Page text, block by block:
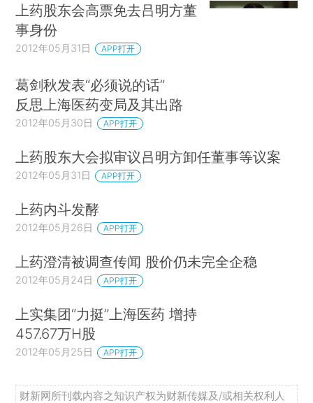
上药股东会高票免去吕明方董
事身份
2012年05月31日 APP打开
葛剑秋发表“必须说的话”
反思上海医药变局及其出路
2012年05月30日 APP打开
上药股东大会拟审议吕明方卸任董事等议案
2012年05月31日 APP打开
上药内斗发酵
2012年05月26日 APP打开
上药澄清被调查传闻 股价仍未完全企稳
2012年05月24日 APP打开
上实集团“力挺”上海医药 增持
457.67万H股
2012年05月25日 APP打开
财新网所刊载内容之知识产权为财新传媒及/或相关权利人